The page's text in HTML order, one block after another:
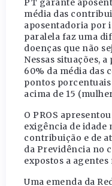
PT garante
média das
aposentadoria por
paralela faz uma
doenças que não
Nessas situações,
60% da média das
pontos
acima de 15
O PROS
exigência de idade
contribuição e de
da Previdência no
expostos a agentes
Uma emenda da